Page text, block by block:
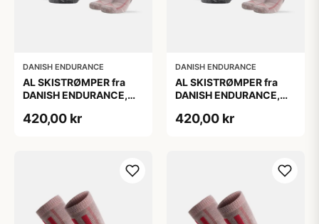
DANISH ENDURANCE
AL SKISTRØMPER fra
DANISH ENDURANCE,
420,00 kr
DANISH ENDURANCE
AL SKISTRØMPER fra
DANISH ENDURANCE,
420,00 kr